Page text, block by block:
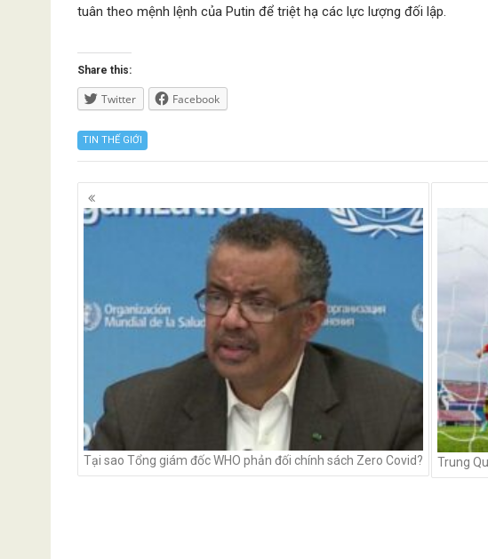
tuân theo mệnh lệnh của Putin để triệt hạ các lực lượng đối lập.
Share this:
Twitter Facebook
TIN THẾ GIỚI
Posts
navigation
Tại sao Tổng giám đốc WHO phản đối chính sách Zero Covid? Trung